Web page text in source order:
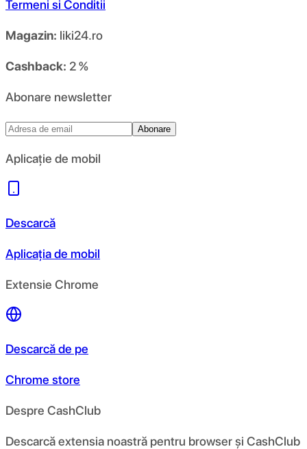
Termeni si Conditii
Magazin: liki24.ro
Cashback: 2 %
Abonare newsletter
Abonare
Aplicație de mobil
Descarcă
Aplicația de mobil
Extensie Chrome
Descarcă de pe
Chrome store
Despre CashClub
Descarcă extensia noastră pentru browser și CashClub